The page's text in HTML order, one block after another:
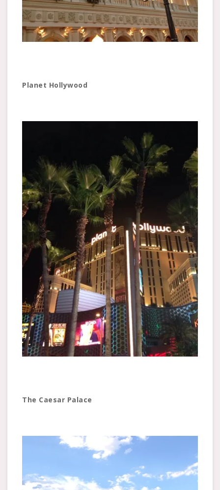
Planet Hollywood
The Caesar Palace